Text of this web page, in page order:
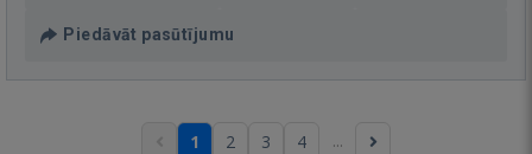
Piedāvāt pasūtījumu
1 2 3 4 ...